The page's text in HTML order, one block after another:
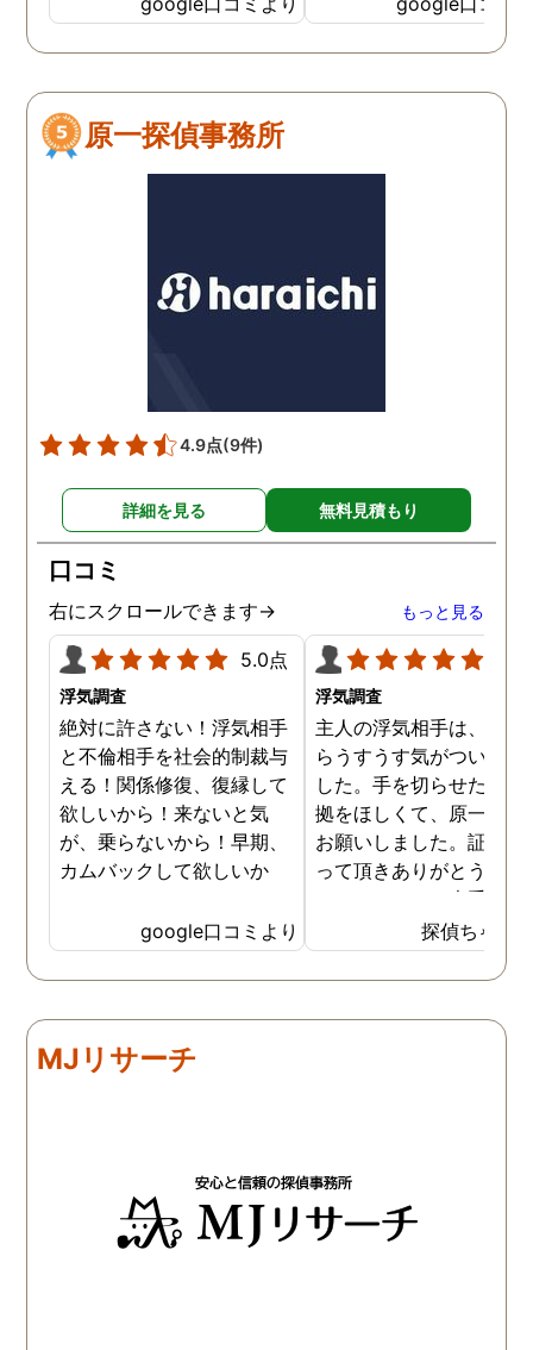
てくださっていることが伝
わってくるLINEをいただき
みると、旭法さんの第一声
は、「奥さん、ちゃんと食
べれてますか？ちゃんと眠
とにしました。 旭法さん
は、何度も何度も私の相談
談もできなかった私を救っ
てくれたのは、紛れもなく
旭法さんです。 調査場所が
旭川市外の時もありました
が、長年の経験とプロの対
応力を持ってして、見事に
証拠を掴んでくれました。
調査内容も料金も納得。何
より、信頼できます。 私
に、一歩踏み出す勇気と戦
う力を与えてくれた旭法さ
んには感謝しています。
原一探偵事務所
4.9点(9件)
詳細を見る 無料見積もり
口コミ
右にスクロールできます→ もっと見る
5.0点
浮気調査
絶対に許さない！浮気相手
と不倫相手を社会的制裁与
える！関係修復、復縁して
欲しいから！来ないと気
が、乗らないから！早期、
カムバックして欲しいか
google口コミより
浮気調査
主人の浮気相手は、以前
らうすうす気がついてい
した。手を切らせたくて
拠をほしくて、原一さん
お願いしました。証拠を
って頂きありがとうござ
ました。やはり大手の会
は違いますね。探偵ちゃん
MJリサーチ